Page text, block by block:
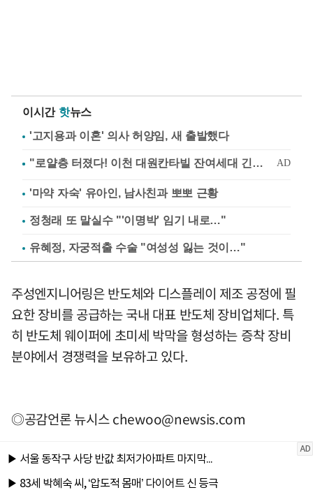
이시간 핫뉴스
'고지용과 이혼' 의사 허양임, 새 출발했다
'마약 자숙' 유아인, 남사친과 뽀뽀 근황
정청래 또 말실수 "'이명박' 임기 내로…"
유혜정, 자궁적출 수술 "여성성 잃는 것이…"
주성엔지니어링은 반도체와 디스플레이 제조 공정에 필
요한 장비를 공급하는 국내 대표 반도체 장비업체다. 특
히 반도체 웨이퍼에 초미세 박막을 형성하는 증착 장비
분야에서 경쟁력을 보유하고 있다.
◎공감언론 뉴시스chewoo@newsis.com